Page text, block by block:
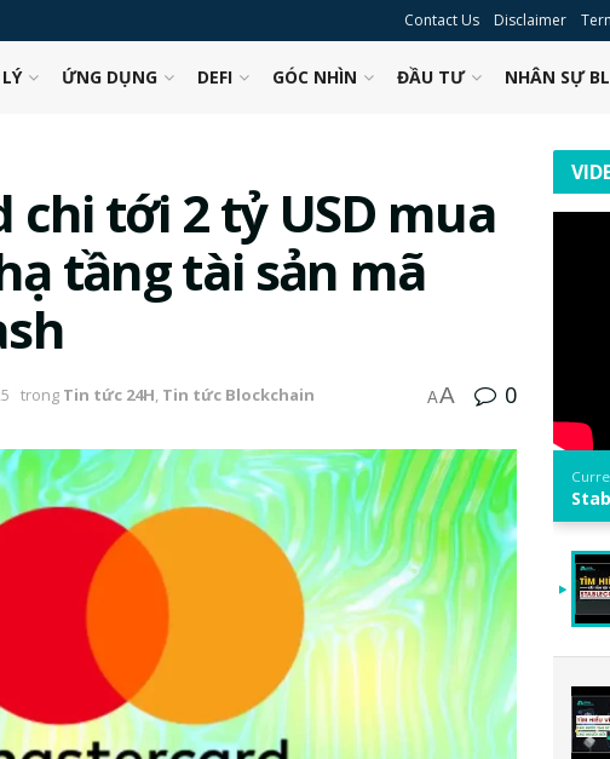
Contact Us Disclaimer
ỨNG DỤNG DEFI GÓC NHÌN ĐẦU TƯ NHÂN SỰ
chi tới 2 tỷ USD mua
tầng tài sản mã
trong Tin tức 24H, Tin tức Blockchain AA 0